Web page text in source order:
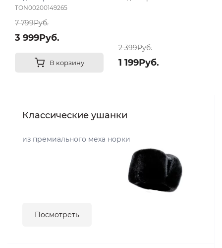
бежевый/бел
TON00200149265
7 799Руб.
3 999Руб.
В корзину
2 399Руб.
1 199Руб.
Классические ушанки
из премиального меха норки
Посмотреть